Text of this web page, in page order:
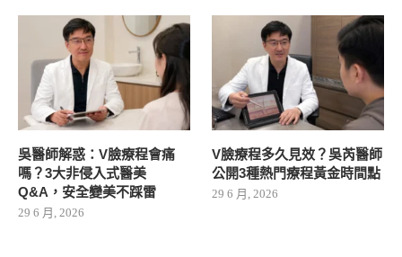
吳醫師解惑：V臉療程會痛
嗎？3大非侵入式醫美
Q&A，安全變美不踩雷
29 6 月, 2026
V臉療程多久見效？吳芮醫師
公開3種熱門療程黃金時間點
29 6 月, 2026